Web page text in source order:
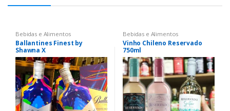
Bebidas e Alimentos
Ballantines Finest by
Shawna X
Bebidas e Alimentos
Vinho Chileno Reservado
750ml